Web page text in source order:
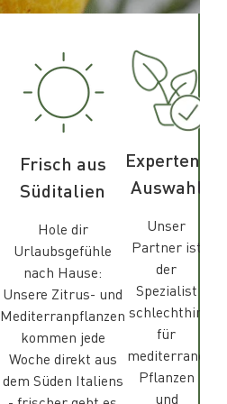
Frisch aus
Süditalien
Hole dir
Urlaubsgefühle
nach Hause:
Unsere Zitrus- und
Mediterranpflanzen
kommen jede
Woche direkt aus
dem Süden Italiens
Experten-
Auswahl
Unser
Partner ist
der
Spezialist
schlechthin
für
mediterrane
Pflanzen
und